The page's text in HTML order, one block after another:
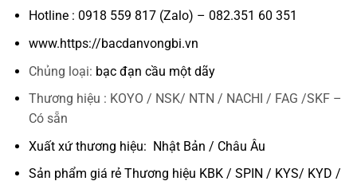
Hotline : 0918 559 817 (Zalo) – 082.351 60 351
www.https://bacdanvongbi.vn
Chủng loại: bạc đạn cầu một dãy
Thương hiệu : KOYO / NSK/ NTN / NACHI / FAG /SKF –
Có sẵn
Xuất xứ thương hiệu: Nhật Bản / Châu Âu
Sản phẩm giá rẻ Thương hiệu KBK / SPIN / KYS/ KYD /